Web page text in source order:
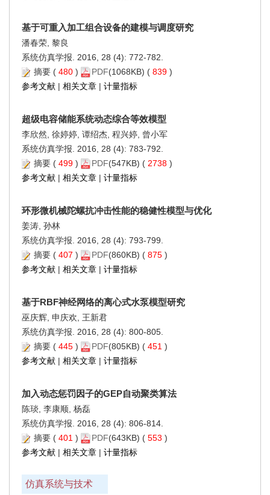
基于可重入加工组合设备的建模与调度研究
潘春荣, 黎良
系统仿真学报. 2016, 28 (4): 772-782.
摘要 ( 480 ) PDF(1068KB) ( 839 )
参考文献 | 相关文章 | 计量指标
超级电容储能系统动态综合等效模型
李欣然, 徐婷婷, 谭绍杰, 程兴婷, 曾小军
系统仿真学报. 2016, 28 (4): 783-792.
摘要 ( 499 ) PDF(547KB) ( 2738 )
参考文献 | 相关文章 | 计量指标
环形微机械陀螺抗冲击性能的稳健性模型与优化
姜涛, 孙林
系统仿真学报. 2016, 28 (4): 793-799.
摘要 ( 407 ) PDF(860KB) ( 875 )
参考文献 | 相关文章 | 计量指标
基于RBF神经网络的离心式水泵模型研究
巫庆辉, 申庆欢, 王新君
系统仿真学报. 2016, 28 (4): 800-805.
摘要 ( 445 ) PDF(805KB) ( 451 )
参考文献 | 相关文章 | 计量指标
加入动态惩罚因子的GEP自动聚类算法
陈琰, 李康顺, 杨磊
系统仿真学报. 2016, 28 (4): 806-814.
摘要 ( 401 ) PDF(643KB) ( 553 )
参考文献 | 相关文章 | 计量指标
仿真系统与技术